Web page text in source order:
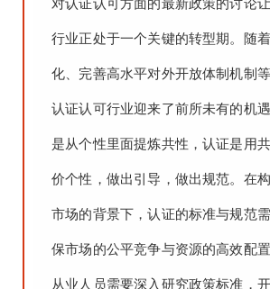
行业正处于一个关键的转型期。随
化、完善高水平对外开放体制机制
认证认可行业迎来了前所未有的机
是从个性里面提炼共性，认证是用
价个性，做出引导，做出规范。在
市场的背景下，认证的标准与规范
保市场的公平竞争与资源的高效配
从业人员需要深入研究政策标准，